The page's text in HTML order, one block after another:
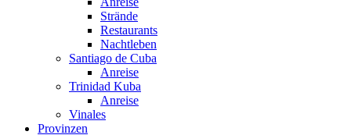
Strände
Restaurants
Nachtleben
Santiago de Cuba
Anreise
Trinidad Kuba
Anreise
Vinales
Provinzen